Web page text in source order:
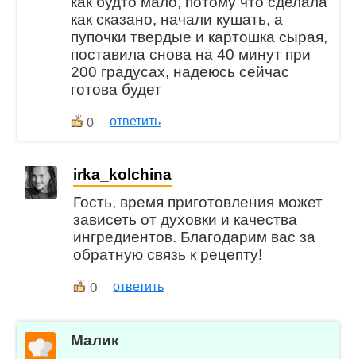
как сказано, начали кушать, а
пупочки твердые и картошка сырая,
поставила снова на 40 минут при
200 градусах, надеюсь сейчас
готова будет
0 ответить
irka_kolchina
Гость, время приготовления может
зависеть от духовки и качества
ингредиентов. Благодарим вас за
обратную связь к рецепту!
0 ответить
Малик